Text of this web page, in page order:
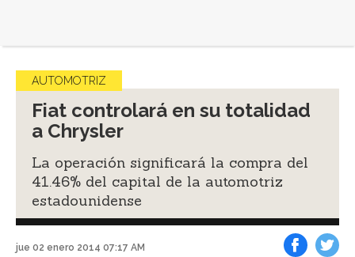
AUTOMOTRIZ
Fiat controlará en su totalidad
a Chrysler
La operación significará la compra del
41.46% del capital de la automotriz
estadounidense
jue 02 enero 2014 07:17 AM